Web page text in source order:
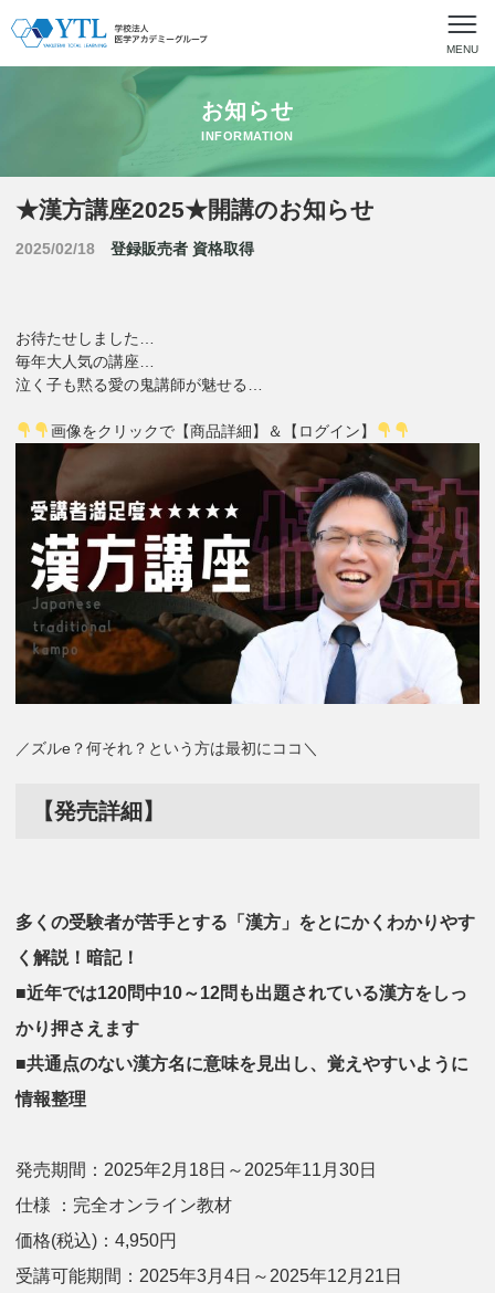
MENU
お知らせ
INFORMATION
★漢方講座2025★開講のお知らせ
2025/02/18 登録販売者 資格取得
お待たせしました…
毎年大人気の講座…
泣く子も黙る愛の鬼講師が魅せる…
画像をクリックで【商品詳細】＆【ログイン】
／ズルe？何それ？という方は最初にココ＼
【発売詳細】
多くの受験者が苦手とする「漢方」をとにかくわかりやす
く解説！暗記！
■近年では120問中10～12問も出題されている漢方をしっ
かり押さえます
■共通点のない漢方名に意味を見出し、覚えやすいように
情報整理
発売期間：2025年2月18日～2025年11月30日
仕様 ：完全オンライン教材
価格(税込)：4,950円
受講可能期間：2025年3月4日～2025年12月21日